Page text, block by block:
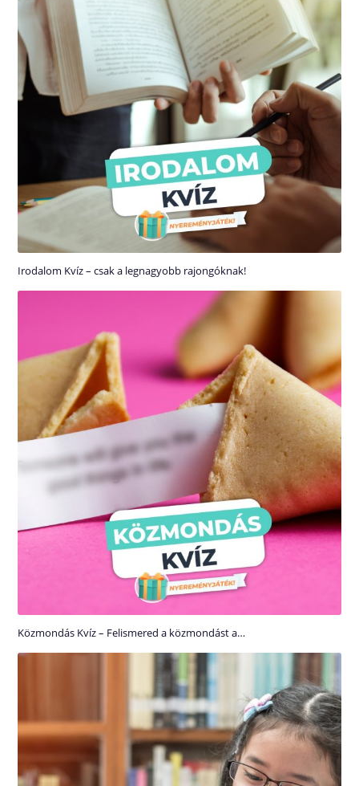
Irodalom Kvíz – csak a legnagyobb rajongóknak!
Közmondás Kvíz – Felismered a közmondást a…